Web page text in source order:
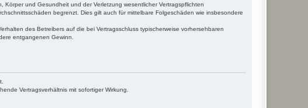
und Gesundheit und der Verletzung wesentlicher Vertragspflichten
begrenzt. Dies gilt auch für mittelbare Folgeschäden wie insbesondere
des Betreibers auf die bei Vertragsschluss typischerweise vorhersehbaren
entgangenen Gewinn.
Vertragsverhältnis mit sofortiger Wirkung.